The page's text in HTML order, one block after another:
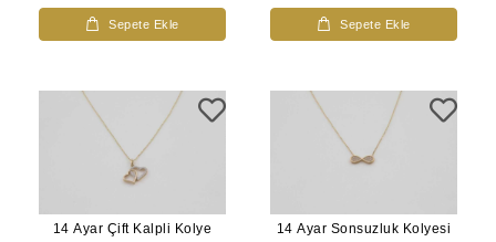
Sepete Ekle Sepete Ekle
14 Ayar Çift Kalpli Kolye 14 Ayar Sonsuzluk Kolyesi